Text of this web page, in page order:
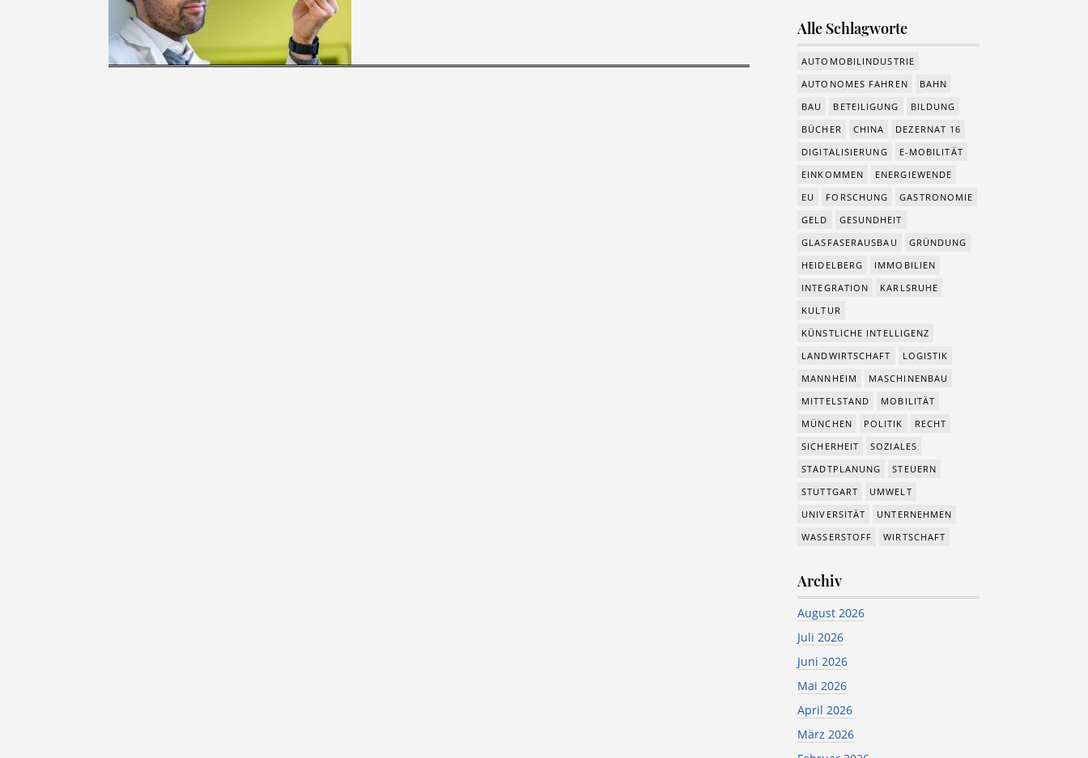
Alle Schlagworte
AUTOMOBILINDUSTRIE
AUTONOMES FAHREN
BAHN
BAU
BETEILIGUNG
BILDUNG
BÜCHER
CHINA
DEZERNAT 16
DIGITALISIERUNG
E-MOBILITÄT
EINKOMMEN
ENERGIEWENDE
EU
FORSCHUNG
GASTRONOMIE
GELD
GESUNDHEIT
GLASFASERAUSBAU
GRÜNDUNG
HEIDELBERG
IMMOBILIEN
INTEGRATION
KARLSRUHE
KULTUR
KÜNSTLICHE INTELLIGENZ
LANDWIRTSCHAFT
LOGISTIK
MANNHEIM
MASCHINENBAU
MITTELSTAND
MOBILITÄT
MÜNCHEN
POLITIK
RECHT
SICHERHEIT
SOZIALES
STADTPLANUNG
STEUERN
STUTTGART
UMWELT
UNIVERSITÄT
UNTERNEHMEN
WASSERSTOFF
WIRTSCHAFT
Archiv
August 2026
Juli 2026
Juni 2026
Mai 2026
April 2026
März 2026